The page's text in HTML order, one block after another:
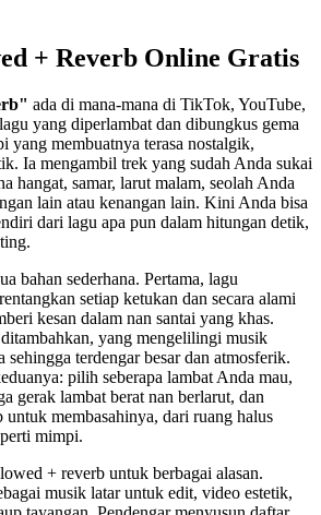
+ Reverb Online Gratis
ada di mana-mana di TikTok, YouTube,
yang diperlambat dan dibungkus gema
yang membuatnya terasa nostalgik,
Ia mengambil trek yang sudah Anda sukai
hangat, samar, larut malam, seolah Anda
lain atau kenangan lain. Kini Anda bisa
dari lagu apa pun dalam hitungan detik,
bahan sederhana. Pertama, lagu
setiap ketukan dan secara alami
kesan dalam nan santai yang khas.
ditambahkan, yang mengelilingi musik
sehingga terdengar besar dan atmosferik.
pilih seberapa lambat Anda mau,
gerak lambat berat nan berlarut, dan
untuk membasahinya, dari ruang halus
mimpi.
+ reverb untuk berbagai alasan.
musik latar untuk edit, video estetik,